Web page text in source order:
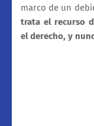
marco de un
trata el recurso
el derecho, y